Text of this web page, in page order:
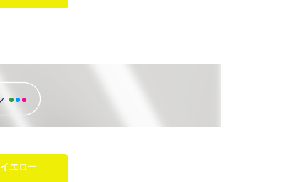
イエロー